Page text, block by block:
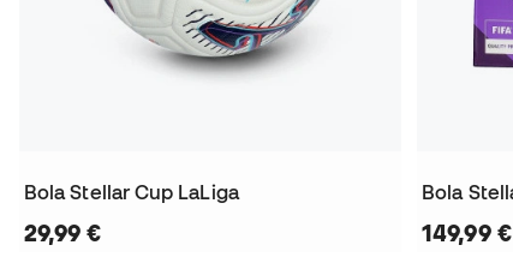
Bola Stellar Cup LaLiga
29,99 € 149,99 €